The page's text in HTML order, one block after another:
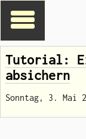
Tutorial:
absichern
Sonntag, 3. Mai